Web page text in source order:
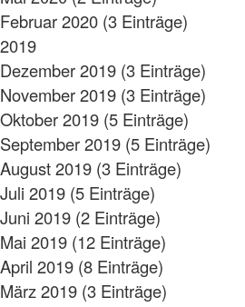
Februar 2020 (3 Einträge)
2019
Dezember 2019 (3 Einträge)
November 2019 (3 Einträge)
Oktober 2019 (5 Einträge)
September 2019 (5 Einträge)
August 2019 (3 Einträge)
Juli 2019 (5 Einträge)
Juni 2019 (2 Einträge)
Mai 2019 (12 Einträge)
April 2019 (8 Einträge)
März 2019 (3 Einträge)